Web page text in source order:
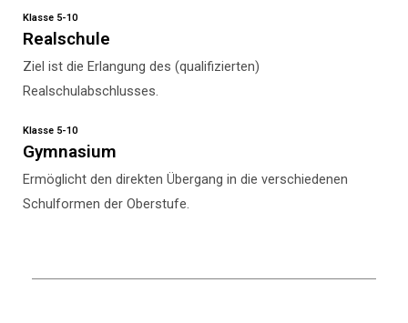
Klasse 5-10
Realschule
Ziel ist die Erlangung des (qualifizierten)
Realschulabschlusses.
Klasse 5-10
Gymnasium
Ermöglicht den direkten Übergang in die verschiedenen
Schulformen der Oberstufe.